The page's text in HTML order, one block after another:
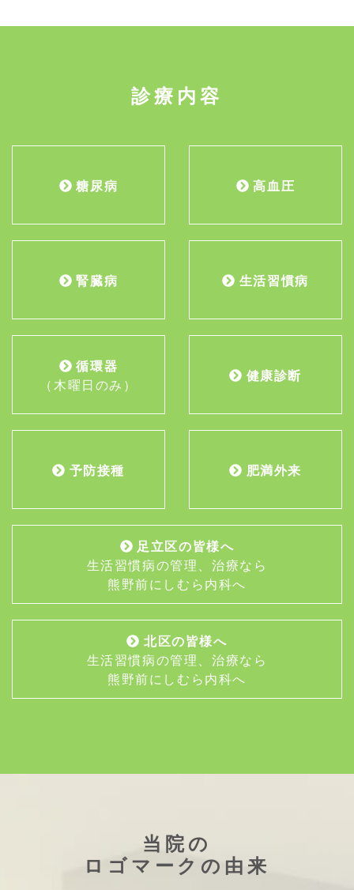
診療内容
糖尿病 高血圧
腎臓病 生活習慣病
循環器
（木曜日のみ）
健康診断
予防接種 肥満外来
足立区の皆様へ
生活習慣病の管理、治療なら
熊野前にしむら内科へ
北区の皆様へ
生活習慣病の管理、治療なら
熊野前にしむら内科へ
当院の
ロゴマークの由来